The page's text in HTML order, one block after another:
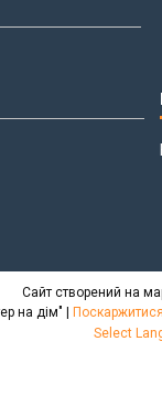
Сайт створений на
Компанія "Майстер на дім" |
Select